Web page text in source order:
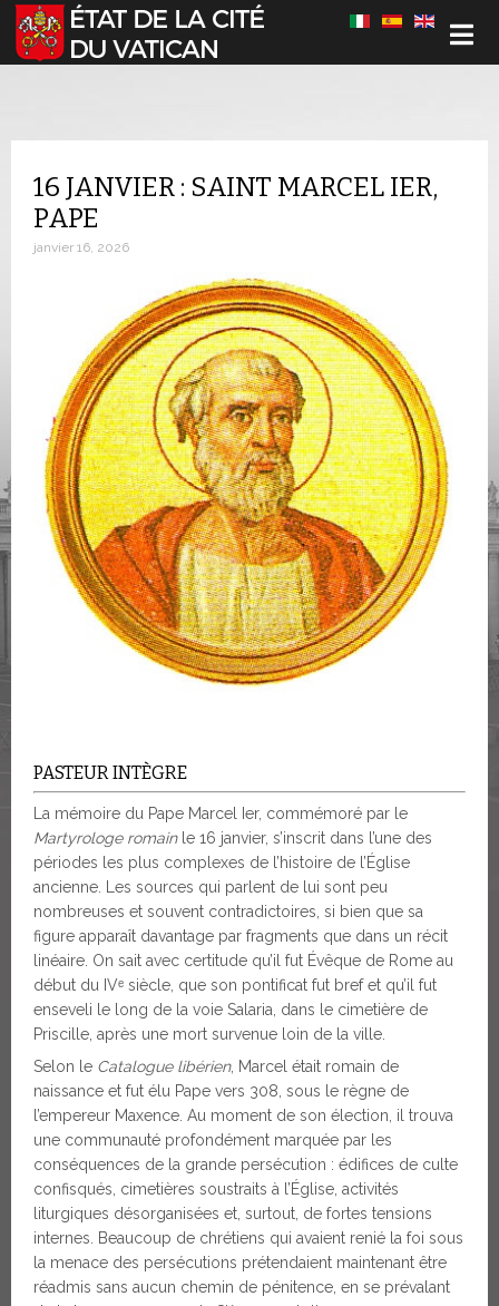
Sélectionnez votre langue
16 JANVIER : SAINT MARCEL IER,
PAPE
janvier 16, 2026
PASTEUR INTÈGRE
La mémoire du Pape Marcel Ier, commémoré par le
Martyrologe romainle 16 janvier, s’inscrit dans l’une des
périodes les plus complexes de l’histoire de l’Église
ancienne. Les sources qui parlent de lui sont peu
nombreuses et souvent contradictoires, si bien que sa
figure apparaît davantage par fragments que dans un récit
linéaire. On sait avec certitude qu’il fut Évêque de Rome au
début du IVᵉ siècle, que son pontificat fut bref et qu’il fut
enseveli le long de la voie Salaria, dans le cimetière de
Priscille, après une mort survenue loin de la ville.
Selon le Catalogue libérien, Marcel était romain de
naissance et fut élu Pape vers 308, sous le règne de
l’empereur Maxence. Au moment de son élection, il trouva
une communauté profondément marquée par les
conséquences de la grande persécution : édifices de culte
confisqués, cimetières soustraits à l’Église, activités
liturgiques désorganisées et, surtout, de fortes tensions
internes. Beaucoup de chrétiens qui avaient renié la foi sous
la menace des persécutions prétendaient maintenant être
réadmis sans aucun chemin de pénitence, en se prévalant